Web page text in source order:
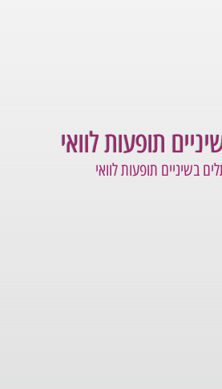
תופעות לוואי
בשיניים תופעות לוואי